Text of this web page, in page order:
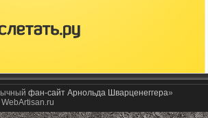
фан-сайт Арнольда Шварценеггера»